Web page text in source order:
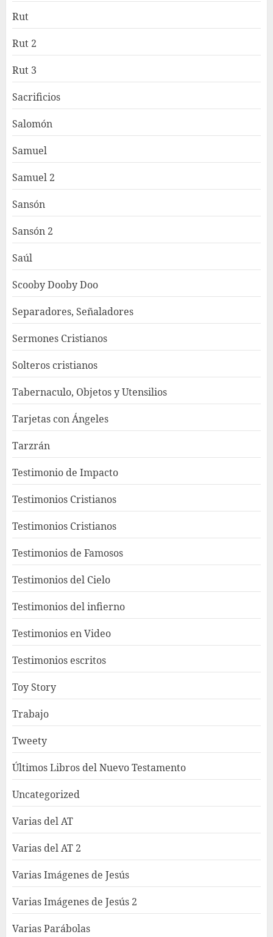
Rut
Rut 2
Rut 3
Sacrificios
Salomón
Samuel
Samuel 2
Sansón
Sansón 2
Saúl
Scooby Dooby Doo
Separadores, Señaladores
Sermones Cristianos
Solteros cristianos
Tabernaculo, Objetos y Utensilios
Tarjetas con Ángeles
Tarzrán
Testimonio de Impacto
Testimonios Cristianos
Testimonios Cristianos
Testimonios de Famosos
Testimonios del Cielo
Testimonios del infierno
Testimonios en Video
Testimonios escritos
Toy Story
Trabajo
Tweety
Últimos Libros del Nuevo Testamento
Uncategorized
Varias del AT
Varias del AT 2
Varias Imágenes de Jesús
Varias Imágenes de Jesús 2
Varias Parábolas